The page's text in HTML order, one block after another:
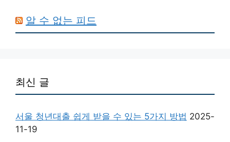
알 수 없는 피드
최신 글
서울 청년대출 쉽게 받을 수 있는 5가지 방법 2025-
11-19